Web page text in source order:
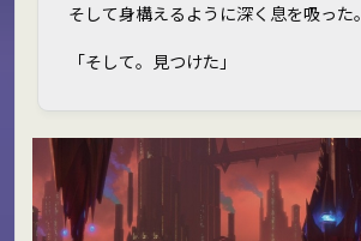
そして身構えるように深く息を吸った。
「そして。見つけた」